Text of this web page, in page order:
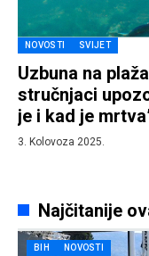
NOVOSTI SVIJET
Uzbuna na
stručnjaci
je i kad je
3. Kolovoza 2025.
Najčitanije
BIH NOVOSTI